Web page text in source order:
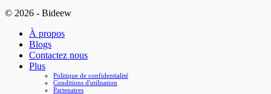
© 2026 - Bideew
À propos
Blogs
Contactez nous
Plus
Politique de confidentialité
Conditions d'utilisation
Partenaires